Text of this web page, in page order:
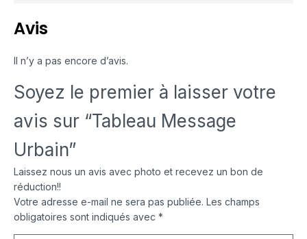
Avis
Il n’y a pas encore d’avis.
Soyez le premier à laisser votre
avis sur “Tableau Message
Urbain”
Laissez nous un avis avec photo et recevez un bon de
réduction!!
Votre adresse e-mail ne sera pas publiée. Les champs
obligatoires sont indiqués avec *